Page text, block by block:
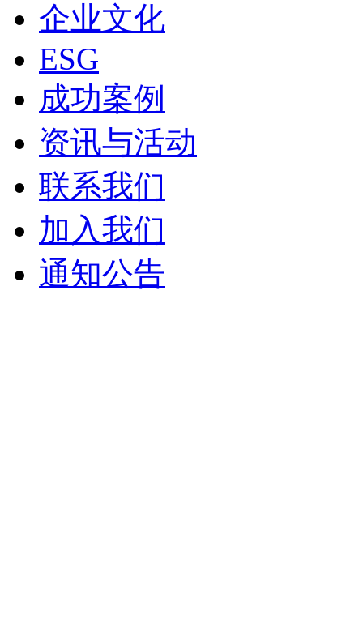
企业文化
ESG
成功案例
资讯与活动
联系我们
加入我们
通知公告